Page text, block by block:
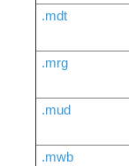
.mdt
.mrg
.mud
.mwb